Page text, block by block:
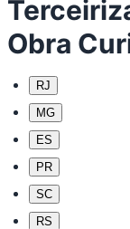
Obra
RJ
MG
ES
PR
SC
RS